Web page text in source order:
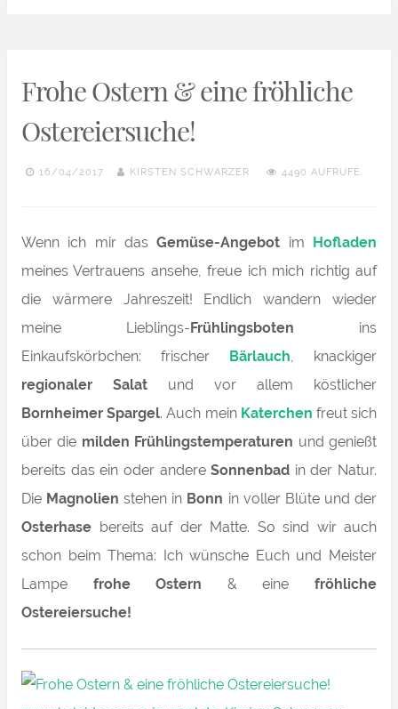
Frohe Ostern & eine fröhliche
Ostereiersuche!
16/04/2017 KIRSTEN SCHWARZER 4490 AUFRUFE
Wenn ich mir dasGemüse-Angebot im Hofladen
meines Vertrauens ansehe, freue ich mich richtig auf
die wärmere Jahreszeit! Endlich wandern wieder
meine Lieblings-Frühlingsboten ins
Einkaufskörbchen: frischer Bärlauch , knackiger
regionaler Salat und vor allem köstlicher
Bornheimer Spargel. Auch mein Katerchen freut sich
über die milden Frühlingstemperaturen und genießt
bereits das ein oder andereSonnenbad in der Natur.
Die Magnolienstehen in Bonn in voller Blüte und der
Osterhase bereits auf der Matte. So sind wir auch
schon beim Thema: Ich wünsche Euch und Meister
Lampe frohe Ostern & eine fröhliche
Ostereiersuche!